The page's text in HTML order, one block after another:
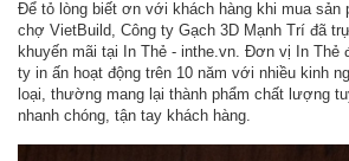
Để tỏ lòng biết ơn với khách hàng khi mua sản
chợ VietBuild, Công ty Gạch 3D Mạnh Trí đã
khuyến mãi tại In Thẻ - inthe.vn. Đơn vị In Thẻ
ty in ấn hoạt động trên 10 năm với nhiều kinh
loại, thường mang lại thành phẩm chất lượng
nhanh chóng, tận tay khách hàng.